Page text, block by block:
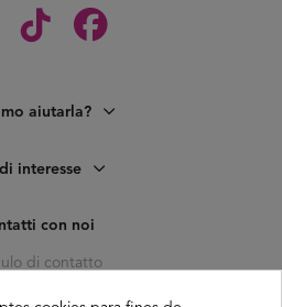
aiutarla?
interesse
con noi
di contatto
del Corro, 133, b